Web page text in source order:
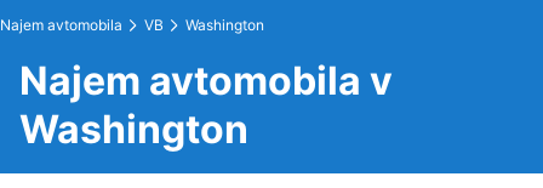
Najem avtomobila VB Washington
Najem avtomobila v
Washington